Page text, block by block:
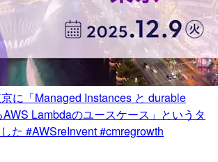
に「Managed Instances と durable
Lambdaのユースケース」というタ
た #AWSreInvent #cmregrowth